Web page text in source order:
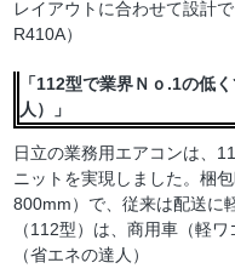
レイアウトに合わせて設計
R410A）
「112型で業界Ｎｏ.1の低
人）」
日立の業務用エアコンは、
ニットを実現しました。梱
800mm）で、従来は配送に
（112型）は、商用車（軽
（省エネの達人）